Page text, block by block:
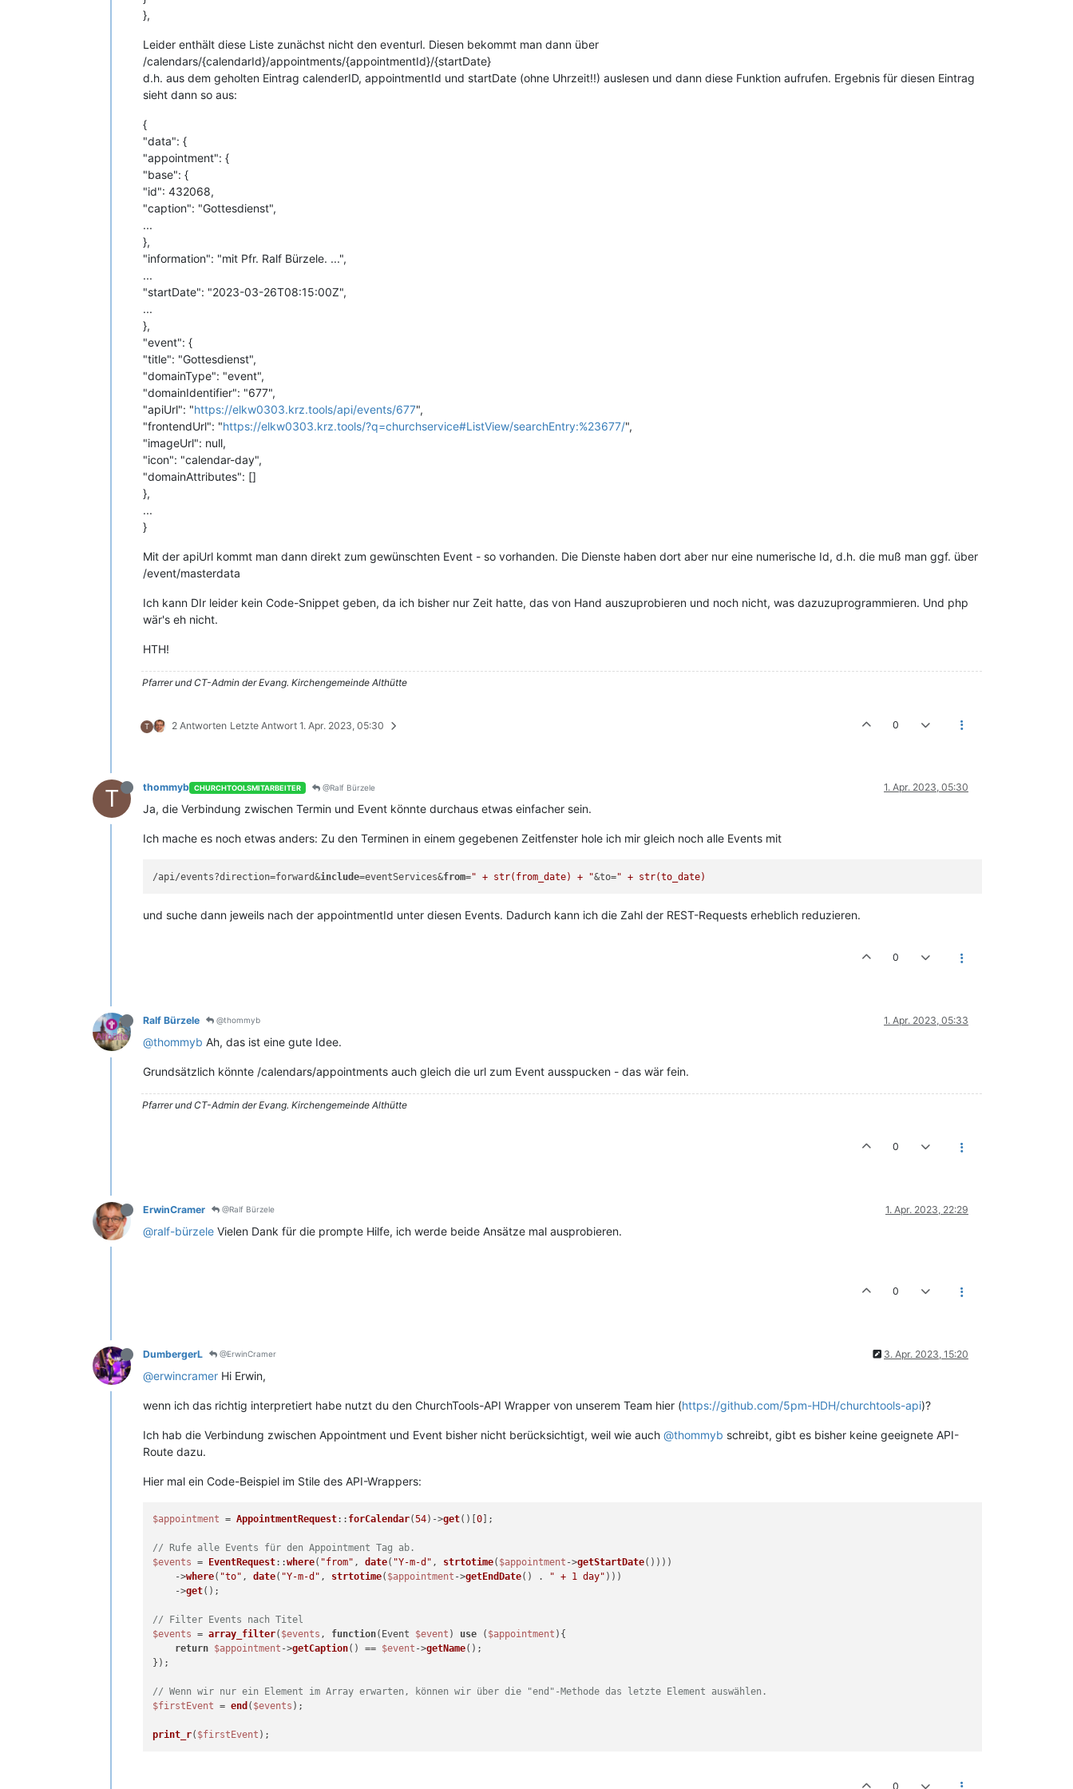
},
Leider enthält diese Liste zunächst nicht den eventurl. Diesen bekommt man dann über
/calendars/{calendarId}/appointments/{appointmentId}/{startDate}
d.h. aus dem geholten Eintrag calenderID, appointmentId und startDate (ohne Uhrzeit!!) auslesen und dann diese Funktion aufrufen. Ergebnis für diesen Eintrag
sieht dann so aus:
{
"data": {
"appointment": {
"base": {
"id": 432068,
"caption": "Gottesdienst",
...
},
"information": "mit Pfr. Ralf Bürzele. ...",
...
"startDate": "2023-03-26T08:15:00Z",
...
},
"event": {
"title": "Gottesdienst",
"domainType": "event",
"domainIdentifier": "677",
"apiUrl": "https://elkw0303.krz.tools/api/events/677",
"frontendUrl": "https://elkw0303.krz.tools/?q=churchservice#ListView/searchEntry:%23677/",
"imageUrl": null,
"icon": "calendar-day",
"domainAttributes": []
},
...
}
Mit der apiUrl kommt man dann direkt zum gewünschten Event - so vorhanden. Die Dienste haben dort aber nur eine numerische Id, d.h. die muß man ggf. über
/event/masterdata
Ich kann DIr leider kein Code-Snippet geben, da ich bisher nur Zeit hatte, das von Hand auszuprobieren und noch nicht, was dazuzuprogrammieren. Und php
wär's eh nicht.
HTH!
Pfarrer und CT-Admin der Evang. Kirchengemeinde Althütte
T 2 Antworten Letzte Antwort 1. Apr. 2023, 05:30 0
T thommyb CHURCHTOOLSMITARBEITER @Ralf Bürzele 1. Apr. 2023, 05:30
Ja, die Verbindung zwischen Termin und Event könnte durchaus etwas einfacher sein.
Ich mache es noch etwas anders: Zu den Terminen in einem gegebenen Zeitfenster hole ich mir gleich noch alle Events mit
/api/events?direction=forward&include=eventServices&from=" + str(from_date) + "&to=
und suche dann jeweils nach der appointmentId unter diesen Events. Dadurch kann ich die Zahl der REST-Requests erheblich reduzieren.
0
Ralf Bürzele @thommyb 1. Apr. 2023, 05:33
@thommyb Ah, das ist eine gute Idee.
Grundsätzlich könnte /calendars/appointments auch gleich die url zum Event ausspucken - das wär fein.
Pfarrer und CT-Admin der Evang. Kirchengemeinde Althütte
0
ErwinCramer @Ralf Bürzele 1. Apr. 2023, 22:29
@ralf-bürzele Vielen Dank für die prompte Hilfe, ich werde beide Ansätze mal ausprobieren.
0
DumbergerL @ErwinCramer 3. Apr. 2023, 15:20
@erwincramer Hi Erwin,
wenn ich das richtig interpretiert habe nutzt du den ChurchTools-API Wrapper von unserem Team hier (https://github.com/5pm-HDH/churchtools-api)?
Ich hab die Verbindung zwischen Appointment und Event bisher nicht berücksichtigt, weil wie auch @thommyb schreibt, gibt es bisher keine geeignete API-
Route dazu.
Hier mal ein Code-Beispiel im Stile des API-Wrappers:
$appointment = AppointmentRequest:: forCalendar(54)->get()[0 ];
// Rufe alle Events für den Appointment Tag ab.
$events = EventRequest::where( "from" , date( "Y-m-d" , strtotime( $appointment ->getStartDate())))
    ->
where( "to" , date( "Y-m-d" , strtotime( $appointment ->getEndDate() . " + 1 day" )))
    ->
get();
// Filter Events nach Titel
$events = array_filter( $events , function( Event $event ) use ( $appointment ) {
return $appointment ->getCaption() == $event ->getName();
});
// Wenn wir nur ein Element im Array erwarten, können wir über die "end"-Methode das letzte Element auswählen.
$firstEvent = end ( $events );
print_r( $firstEvent
0